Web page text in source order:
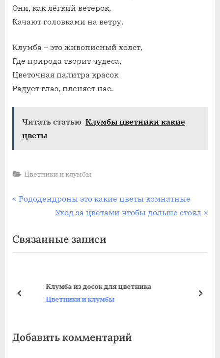
Они, как лёгкий ветерок,
Качают головками на ветру.
Клумба – это живописный холст,
Где природа творит чудеса,
Цветочная палитра красок
Радует глаз, пленяет нас.
Читать статью Клумбы цветники какие
цветы
Цветники и клумбы
Навигация
записям
П
д
ы
щ
з
Рододендроны это какие цветы комнатные
С
е
д
з
Уход за цветами чтобы дольше стоял
Связанные записи
Клумба из досок для цветника
Цветники и клумбы
пред
Добавить комментарий